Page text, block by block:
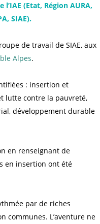
(Etat, Région AURA,
SIAE).
de travail de SIAE, aux
Alpes.
: insertion et
lutte contre la pauvreté,
développement durable
en renseignant de
en insertion ont été
par de riches
communes. L’aventure ne